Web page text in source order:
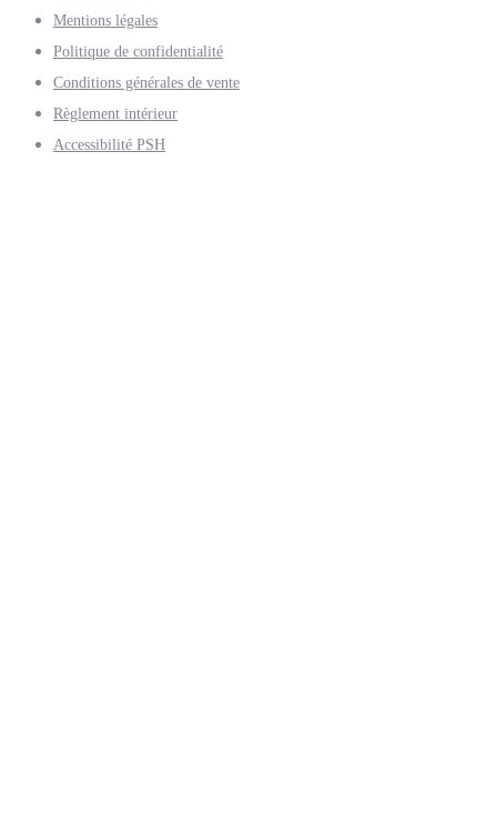
Mentions légales
Politique de confidentialité
Conditions générales de vente
Règlement intérieur
Accessibilité PSH